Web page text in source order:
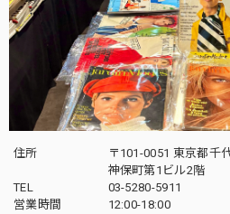
住所
〒101-0051 東京都千
神保町第1ビル2階
TEL
03-5280-5911
営業時間
12:00-18:00